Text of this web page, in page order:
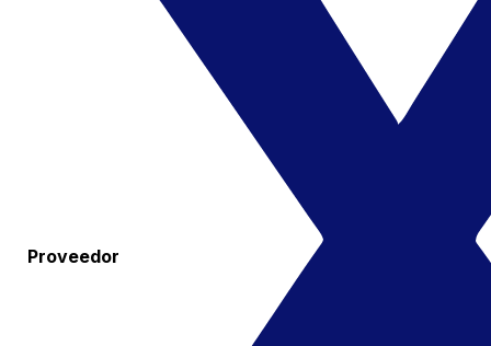
Proveedor